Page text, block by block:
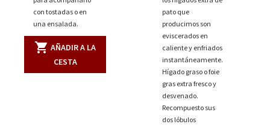
con tostadas o en
una ensalada.
shopping_cart AÑADIR A LA
CESTA
pato que
producimos son
eviscerados en
caliente y enfriados
instantáneamente.
Hígado graso o foie
gras extra fresco y
desvenado.
Recompuesto sus
dos lóbulos